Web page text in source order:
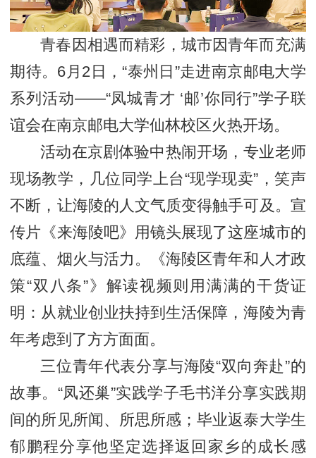
青春因相遇而精彩，城市因青年而充满
期待。6月2日，“泰州日”走进南京邮电大学
系列活动——“凤城青才 ‘邮’你同行”学子联
谊会在南京邮电大学仙林校区火热开场。
活动在京剧体验中热闹开场，专业老师
现场教学，几位同学上台“现学现卖”，笑声
不断，让海陵的人文气质变得触手可及。宣
传片《来海陵吧》用镜头展现了这座城市的
底蕴、烟火与活力。《海陵区青年和人才政
策“双八条”》解读视频则用满满的干货证
明：从就业创业扶持到生活保障，海陵为青
年考虑到了方方面面。
三位青年代表分享与海陵“双向奔赴”的
故事。“凤还巢”实践学子毛书洋分享实践期
间的所见所闻、所思所感；毕业返泰大学生
郁鹏程分享他坚定选择返回家乡的成长感